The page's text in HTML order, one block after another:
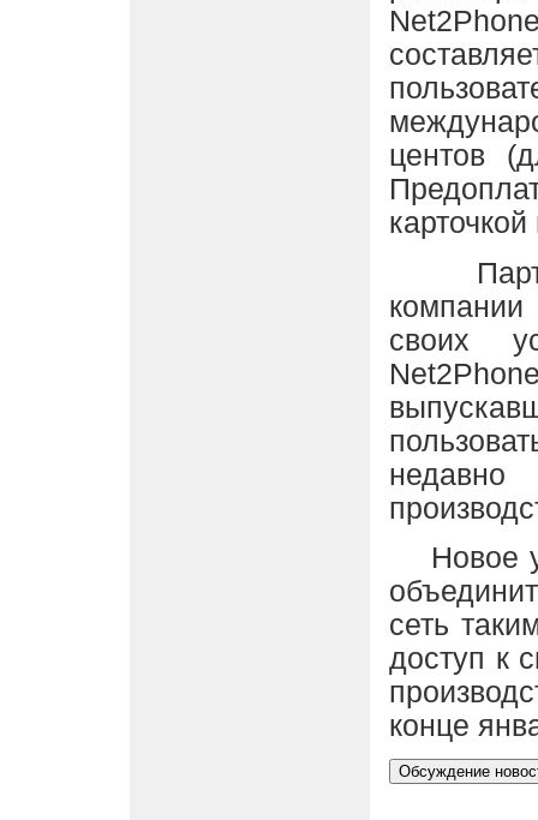
центов
своих
Новое
сеть
доступ к
конце